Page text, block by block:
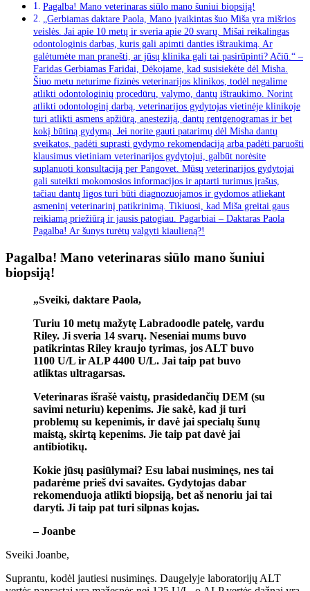
Pagalba! Mano veterinaras siūlo mano šuniui biopsiją!
„Gerbiamas daktare Paola, Mano įvaikintas šuo Miša yra mišrios
veislės. Jai apie 10 metų ir sveria apie 20 svarų. Mišai reikalingas
odontologinis darbas, kuris gali apimti danties ištraukimą. Ar
galėtumėte man pranešti, ar jūsų klinika gali tai pasirūpinti? Ačiū.“ –
Faridas Gerbiamas Faridai, Dėkojame, kad susisiekėte dėl Misha.
Šiuo metu neturime fizinės veterinarijos klinikos, todėl negalime
atlikti odontologinių procedūrų, valymo, dantų ištraukimo. Norint
atlikti odontologinį darbą, veterinarijos gydytojas vietinėje klinikoje
turi atlikti asmens apžiūrą, anesteziją, dantų rentgenogramas ir bet
kokį būtiną gydymą. Jei norite gauti patarimų dėl Misha dantų
sveikatos, padėti suprasti gydymo rekomendaciją arba padėti paruošti
klausimus vietiniam veterinarijos gydytojui, galbūt norėsite
suplanuoti konsultaciją per Pangovet. Mūsų veterinarijos gydytojai
gali suteikti mokomosios informacijos ir aptarti turimus įrašus,
tačiau dantų ligos turi būti diagnozuojamos ir gydomos atliekant
asmeninį veterinarinį patikrinimą. Tikiuosi, kad Miša greitai gaus
reikiamą priežiūrą ir jausis patogiau. Pagarbiai – Daktaras Paola
Pagalba! Ar šunys turėtų valgyti kiaulieną?!
Pagalba! Mano veterinaras siūlo mano šuniui
biopsiją!
„Sveiki, daktare Paola,
Turiu 10 metų mažytę Labradoodle patelę, vardu
Riley. Ji sveria 14 svarų. Neseniai mums buvo
patikrintas Riley kraujo tyrimas, jos ALT buvo
1100 U/L ir ALP 4400 U/L. Jai taip pat buvo
atliktas ultragarsas.
Veterinaras išrašė vaistų, prasidedančių DEM (su
savimi neturiu) kepenims. Jie sakė, kad ji turi
problemų su kepenimis, ir davė jai specialų šunų
maistą, skirtą kepenims. Jie taip pat davė jai
antibiotikų.
Kokie jūsų pasiūlymai? Esu labai nusiminęs, nes tai
padarėme prieš dvi savaites. Gydytojas dabar
rekomenduoja atlikti biopsiją, bet aš nenoriu jai tai
daryti. Ji taip pat turi silpnas kojas.
– Joanbe
Sveiki Joanbe,
Suprantu, kodėl jautiesi nusiminęs. Daugelyje laboratorijų ALT